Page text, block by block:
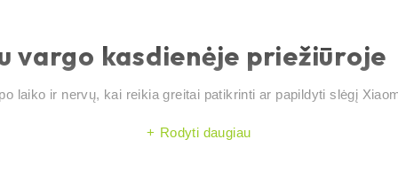
vargo kasdienėje priežiūroje
laiko ir nervų, kai reikia greitai patikrinti ar papildyti slėgį
Rodyti daugiau